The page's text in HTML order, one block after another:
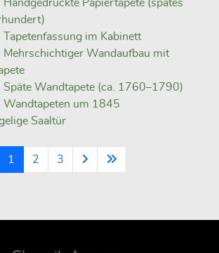
Handgedruckte Papiertapete (spätes
Tapetenfassung im Kabinett
Mehrschichtiger Wandaufbau mit
Späte Wandtapete (ca. 1760–1790)
Wandtapeten um 1845
Saaltür
1 2 3